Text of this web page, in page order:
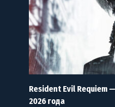
Resident Evil Requiem
2026 года